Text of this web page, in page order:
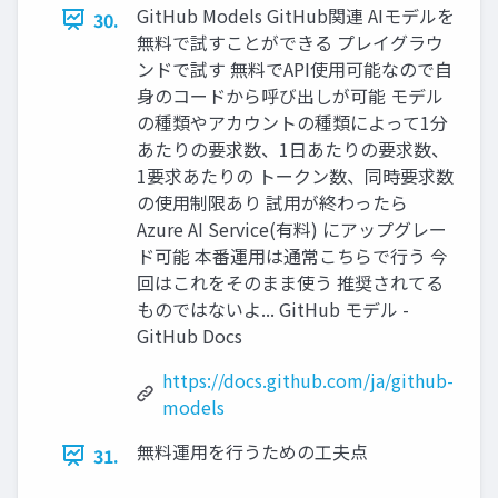
30.
GitHub Models GitHub関連 AIモデルを
無料で試すことができる プレイグラウ
ンドで試す 無料でAPI使用可能なので自
身のコードから呼び出しが可能 モデル
の種類やアカウントの種類によって1分
あたりの要求数、1日あたりの要求数、
1要求あたりの トークン数、同時要求数
の使用制限あり 試用が終わったら
Azure AI Service(有料) にアップグレー
ド可能 本番運用は通常こちらで行う 今
回はこれをそのまま使う 推奨されてる
ものではないよ... GitHub モデル -
GitHub Docs
https://docs.github.com/ja/github-
models
31.
無料運用を行うための工夫点